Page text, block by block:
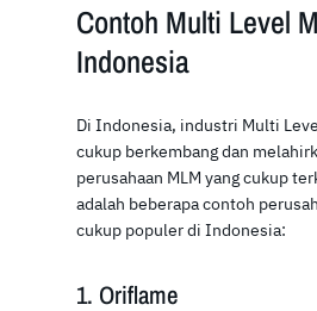
Contoh Multi Level
Indonesia
Di Indonesia, industri Multi
cukup berkembang dan
perusahaan MLM yang cukup
adalah beberapa contoh
cukup populer di Indonesia:
1. Oriflame